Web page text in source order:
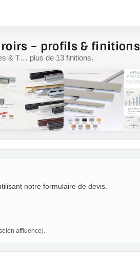
– profils & finitions
& T… plus de 13 finitions.
notre formulaire de devis.
affluence).